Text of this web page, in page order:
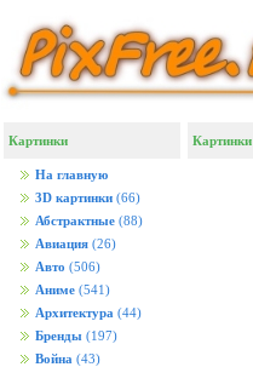
Картинки
На главную
3D картинки (66)
Абстрактные (88)
Авиация (26)
Авто (506)
Аниме (541)
Архитектура (44)
Бренды (197)
Война (43)
Картинки